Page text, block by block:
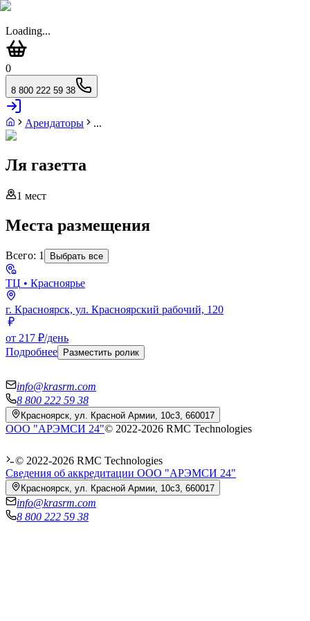
Loading...
0
8 800 222 59 38
Арендаторы ...
Ля газетта
1 мест
Места размещения
Всего: 1 Выбрать все
ТЦ • Красноярье
г. Красноярск, ул. Красноярский рабочий, 120
от 217 ₽/день
Подробнее Разместить ролик
info@krasrm.com
8 800 222 59 38
Красноярск, ул. Красной Армии, 10с3, 660017
ООО "АРЭМСИ 24"© 2022-2026 RMC Technologies
© 2022-2026 RMC Technologies
Сведения об аккредитации ООО "АРЭМСИ 24"
Красноярск, ул. Красной Армии, 10с3, 660017
info@krasrm.com
8 800 222 59 38